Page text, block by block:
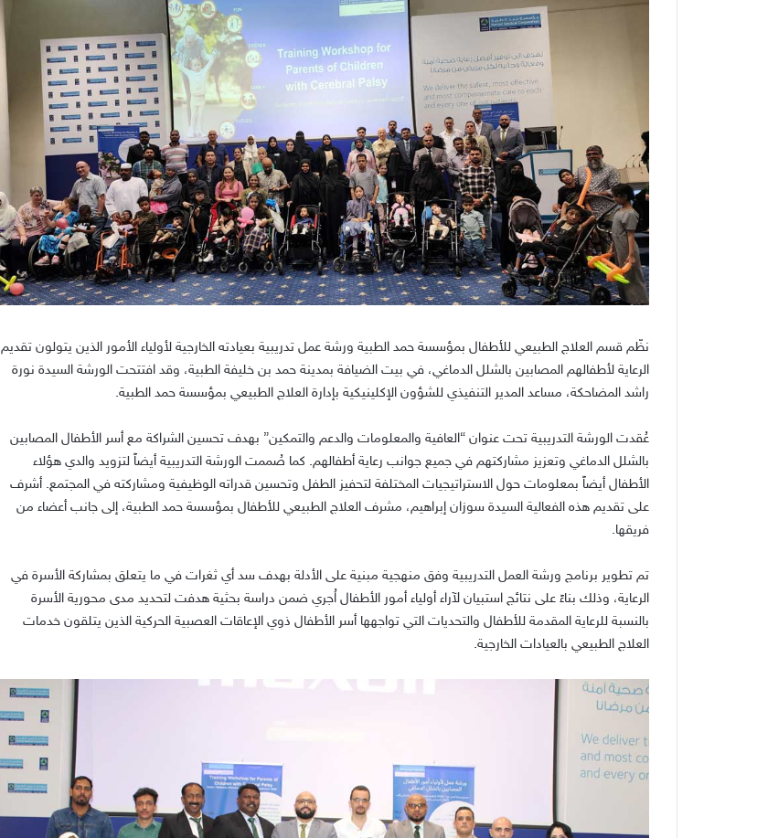
نظّم قسم العلاج الطبيعي للأطفال بمؤسسة حمد الطبية ورشة عمل تدريبية بعيادته الخارجية لأولياء الأمور الذين يتولون تقديم
الرعاية لأطفالهم المصابين بالشلل الدماغي، في بيت الضيافة بمدينة حمد بن خليفة الطبية، وقد افتتحت الورشة السيدة نورة
راشد المضاحكة، مساعد المدير التنفيذي للشؤون الإكلينيكية بإدارة العلاج الطبيعي بمؤسسة حمد الطبية.
عُقدت الورشة التدريبية تحت عنوان “العافية والمعلومات والدعم والتمكين” بهدف تحسين الشراكة مع أسر الأطفال المصابين
بالشلل الدماغي وتعزيز مشاركتهم في جميع جوانب رعاية أطفالهم. كما صُممت الورشة التدريبية أيضاً لتزويد والدي هؤلاء
الأطفال أيضاً بمعلومات حول الاستراتيجيات المختلفة لتحفيز الطفل وتحسين قدراته الوظيفية ومشاركته في المجتمع. أشرف
على تقديم هذه الفعالية السيدة سوزان إبراهيم، مشرف العلاج الطبيعي للأطفال بمؤسسة حمد الطبية، إلى جانب أعضاء من
فريقها.
تم تطوير برنامج ورشة العمل التدريبية وفق منهجية مبنية على الأدلة بهدف سد أي ثغرات في ما يتعلق بمشاركة الأسرة في
الرعاية، وذلك بناءً على نتائج استبيان لآراء أولياء أمور الأطفال اُجري ضمن دراسة بحثية هدفت لتحديد مدى محورية الأسرة
بالنسبة للرعاية المقدمة للأطفال والتحديات التي تواجهها أسر الأطفال ذوي الإعاقات العصبية الحركية الذين يتلقون خدمات
العلاج الطبيعي بالعيادات الخارجية.